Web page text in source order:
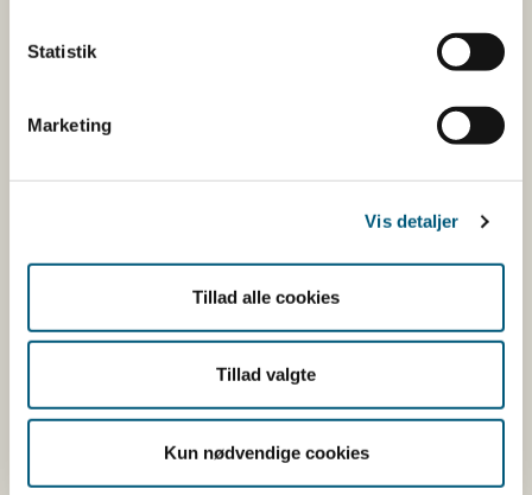
Statistik
Marketing
Vis detaljer
Tillad alle cookies
Tillad valgte
Kun nødvendige cookies
35-40. Her vil Nøglehullet være synligt både på sociale
medier og i supermarkederne – så husk at kig efter
Læs mere
Om Nøglehullet
Kontakt
Fødevarestyrelsens pressevagt, tlf.: 2284 4834, mail:
presse@fvst.dk